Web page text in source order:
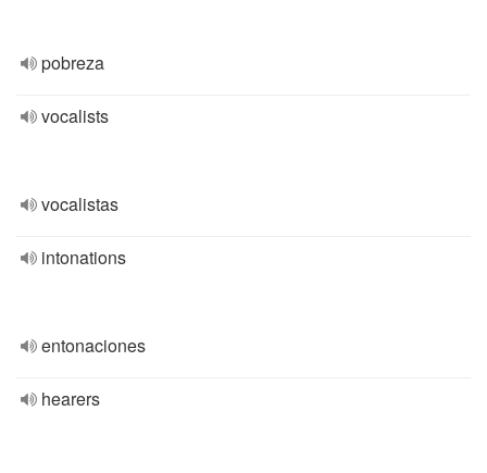
pobreza
vocalists
vocalistas
intonations
entonaciones
hearers